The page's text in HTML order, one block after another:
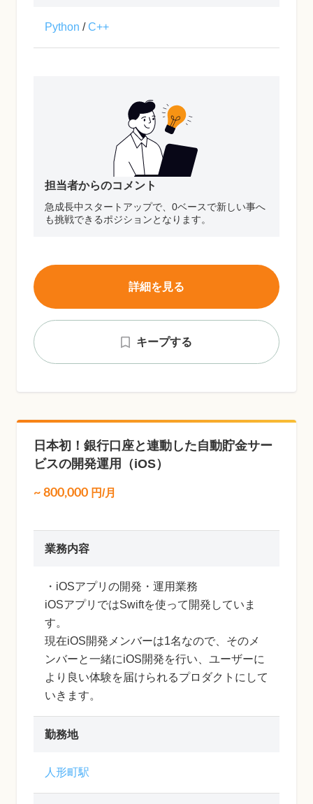
Python /C++
担当者からのコメント
急成長中スタートアップで、0ベースで新しい事へ
も挑戦できるポジションとなります。
キープする
詳細を見る
日本初！銀行口座と連動した自動貯金サー
ビスの開発運用（iOS）
~ 800,000 円/月
業務内容
・iOSアプリの開発・運用業務
iOSアプリではSwiftを使って開発していま
す。
現在iOS開発メンバーは1名なので、そのメ
ンバーと一緒にiOS開発を行い、ユーザーに
より良い体験を届けられるプロダクトにして
いきます。
勤務地
人形町駅